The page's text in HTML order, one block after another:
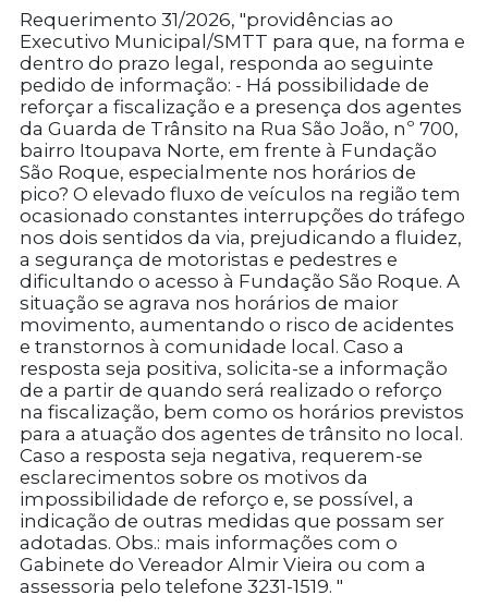
Requerimento 31/2026, "providências ao
Executivo Municipal/SMTT para que, na forma e
dentro do prazo legal, responda ao seguinte
pedido de informação: - Há possibilidade de
reforçar a fiscalização e a presença dos agentes
da Guarda de Trânsito na Rua São João, nº 700,
bairro Itoupava Norte, em frente à Fundação
São Roque, especialmente nos horários de
pico? O elevado fluxo de veículos na região tem
ocasionado constantes interrupções do tráfego
nos dois sentidos da via, prejudicando a fluidez,
a segurança de motoristas e pedestres e
dificultando o acesso à Fundação São Roque. A
situação se agrava nos horários de maior
movimento, aumentando o risco de acidentes
e transtornos à comunidade local. Caso a
resposta seja positiva, solicita-se a informação
de a partir de quando será realizado o reforço
na fiscalização, bem como os horários previstos
para a atuação dos agentes de trânsito no local.
Caso a resposta seja negativa, requerem-se
esclarecimentos sobre os motivos da
impossibilidade de reforço e, se possível, a
indicação de outras medidas que possam ser
adotadas. Obs.: mais informações com o
Gabinete do Vereador Almir Vieira ou com a
assessoria pelo telefone 3231-1519. "